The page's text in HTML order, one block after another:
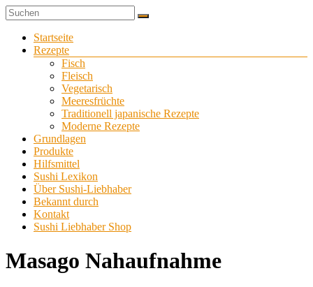
Zum
Inhalt
springen
Sushi-
Liebhaber
Sushi
selber
Menü
Startseite
Rezepte
Fisch
Fleisch
Vegetarisch
Meeresfrüchte
Traditionell japanische Rezepte
Moderne Rezepte
Grundlagen
Produkte
Hilfsmittel
Sushi Lexikon
Über Sushi-Liebhaber
Bekannt durch
Kontakt
Sushi Liebhaber Shop
Masago Nahaufnahme